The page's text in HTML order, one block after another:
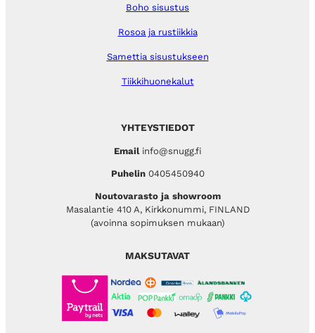
YHTEYSTIEDOT
Emailinfo@snugg.fi
Puhelin 0405450940
Noutovarasto ja showroom
Masalantie 410 A, Kirkkonummi, FINLAND
(avoinna sopimuksen mukaan)
Boho sisustus
Rosoa ja rustiikkia
Samettia sisustukseen
Tiikkihuonekalut
MAKSUTAVAT